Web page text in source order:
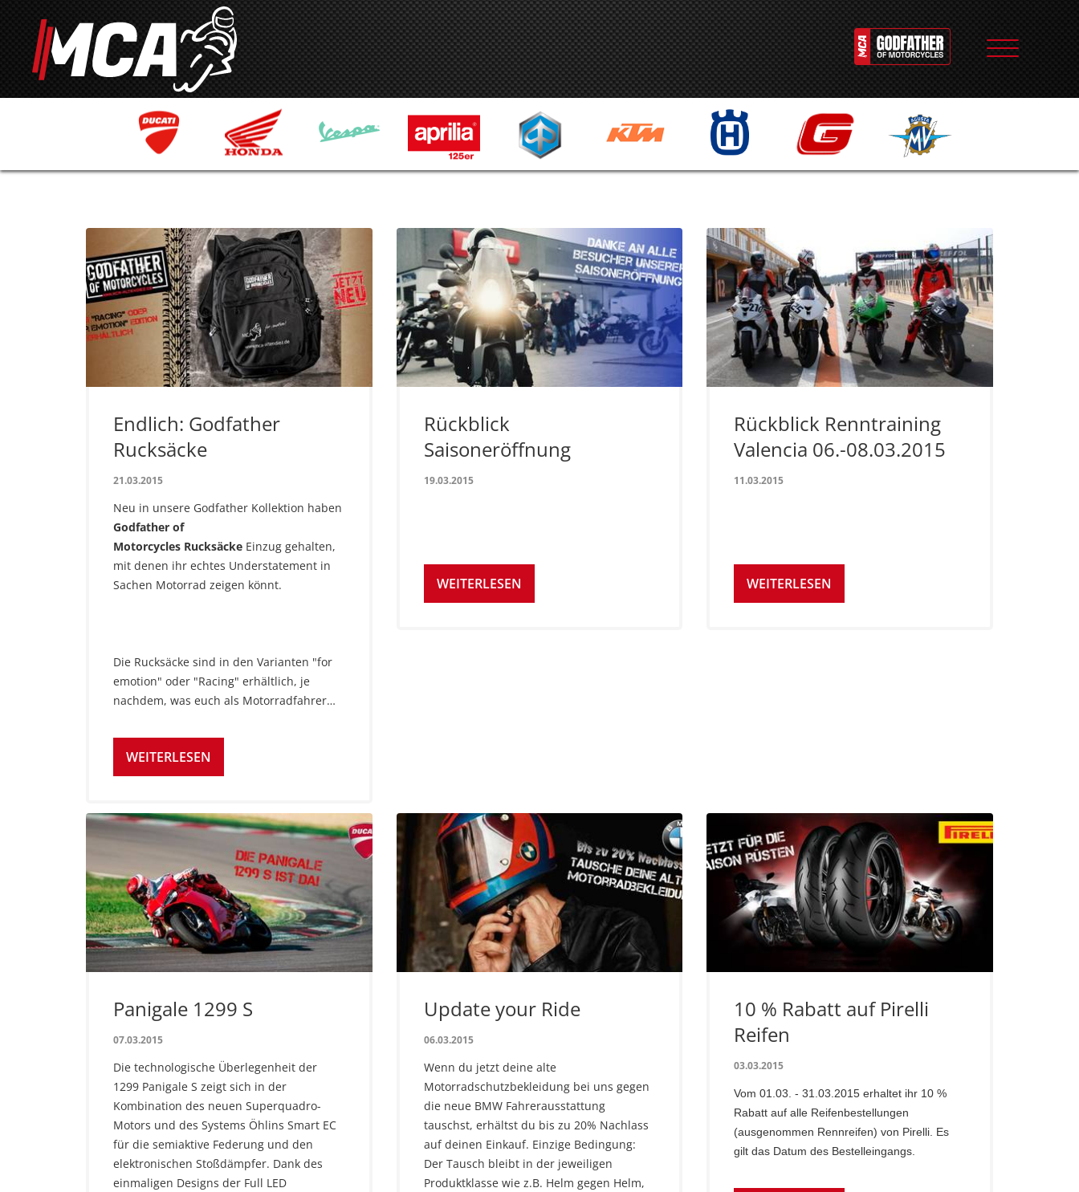
Endlich: Godfather
Rucksäcke
21.03.2015
Neu in unsere Godfather Kollektion haben
Godfather of
Motorcycles Rucksäcke Einzug gehalten,
mit denen ihr echtes Understatement in
Sachen Motorrad zeigen könnt.
Die Rucksäcke sind in den Varianten "for
emotion" oder "Racing" erhältlich, je
nachdem, was euch als Motorradfahrer…
WEITERLESEN
Rückblick
Saisoneröffnung
19.03.2015
WEITERLESEN
Rückblick Renntraining
Valencia 06.-08.03.2015
11.03.2015
WEITERLESEN
Panigale 1299 S
07.03.2015
Die technologische Überlegenheit der
1299 Panigale S zeigt sich in der
Kombination des neuen Superquadro-
Motors und des Systems Öhlins Smart EC
für die semiaktive Federung und den
elektronischen Stoßdämpfer. Dank des
einmaligen Designs der Full LED
Update your Ride
06.03.2015
Wenn du jetzt deine alte
Motorradschutzbekleidung bei uns gegen
die neue BMW Fahrerausstattung
tauschst, erhältst du bis zu 20% Nachlass
auf deinen Einkauf. Einzige Bedingung:
Der Tausch bleibt in der jeweiligen
Produktklasse wie z.B. Helm gegen Helm,
10 % Rabatt auf Pirelli
Reifen
03.03.2015
Vom 01.03. - 31.03.2015 erhaltet ihr 10 %
Rabatt auf alle Reifenbestellungen
(ausgenommen Rennreifen) von Pirelli. Es
gilt das Datum des Bestelleingangs.